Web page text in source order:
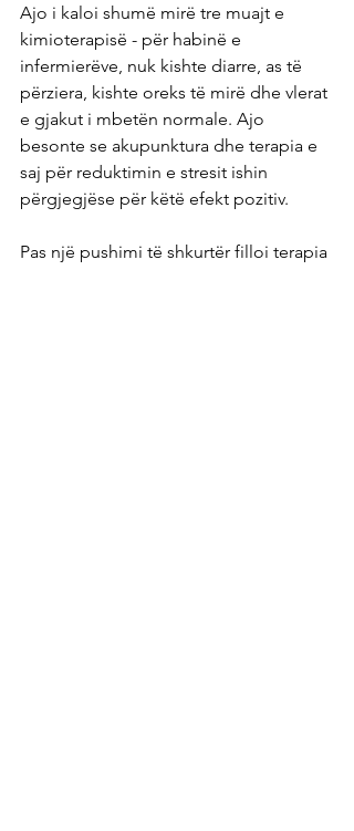
Ajo i kaloi shumë mirë tre muajt e
kimioterapisë - për habinë e
infermierëve, nuk kishte diarre, as të
përziera, kishte oreks të mirë dhe vlerat
e gjakut i mbetën normale. Ajo
besonte se akupunktura dhe terapia e
saj për reduktimin e stresit ishin
përgjegjëse për këtë efekt pozitiv.
Pas një pushimi të shkurtër filloi terapia